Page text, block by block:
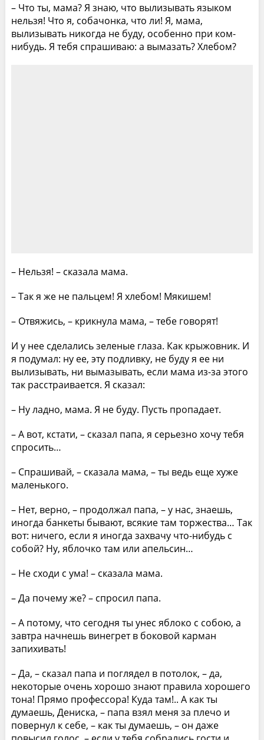
– Что ты, мама? Я знаю, что вылизывать языком
нельзя! Что я, собачонка, что ли! Я, мама,
вылизывать никогда не буду, особенно при ком-
нибудь. Я тебя спрашиваю: а вымазать? Хлебом?
– Нельзя! – сказала мама.
– Так я же не пальцем! Я хлебом! Мякишем!
– Отвяжись, – крикнула мама, – тебе говорят!
И у нее сделались зеленые глаза. Как крыжовник. И
я подумал: ну ее, эту подливку, не буду я ее ни
вылизывать, ни вымазывать, если мама из-за этого
так расстраивается. Я сказал:
– Ну ладно, мама. Я не буду. Пусть пропадает.
– А вот, кстати, – сказал папа, я серьезно хочу тебя
спросить…
– Спрашивай, – сказала мама, – ты ведь еще хуже
маленького.
– Нет, верно, – продолжал папа, – у нас, знаешь,
иногда банкеты бывают, всякие там торжества… Так
вот: ничего, если я иногда захвачу что-нибудь с
собой? Ну, яблочко там или апельсин…
– Не сходи с ума! – сказала мама.
– Да почему же? – спросил папа.
– А потому, что сегодня ты унес яблоко с собою, а
завтра начнешь винегрет в боковой карман
запихивать!
– Да, – сказал папа и поглядел в потолок, – да,
некоторые очень хорошо знают правила хорошего
тона! Прямо профессора! Куда там!.. А как ты
думаешь, Дениска, – папа взял меня за плечо и
повернул к себе, – как ты думаешь, – он даже